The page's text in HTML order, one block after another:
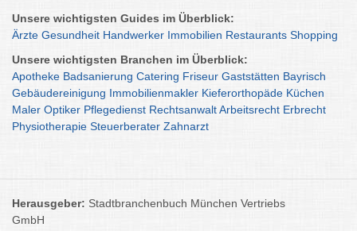
Unsere wichtigsten Guides im Überblick:
Ärzte Gesundheit Handwerker Immobilien Restaurants Shopping
Unsere wichtigsten Branchen im Überblick:
Apotheke Badsanierung Catering Friseur Gaststätten Bayrisch
Gebäudereinigung Immobilienmakler Kieferorthopäde Küchen
Maler Optiker Pflegedienst RechtsanwaltArbeitsrecht Erbrecht
Physiotherapie Steuerberater Zahnarzt
Herausgeber: Stadtbranchenbuch München Vertriebs
GmbH